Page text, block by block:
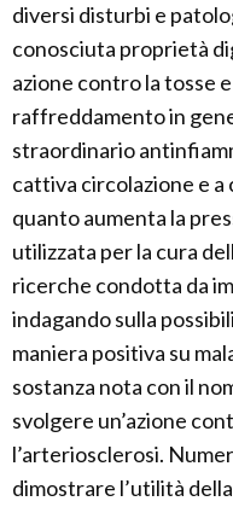
diversi disturbi e
conosciuta proprietà
azione contro la tosse
raffreddamento in
straordinario
cattiva circolazione e a
quanto aumenta la
utilizzata per la cura
ricerche condotta da
indagando sulla
maniera positiva su
sostanza nota con il
svolgere un’azione
l’arteriosclerosi.
dimostrare l’utilità